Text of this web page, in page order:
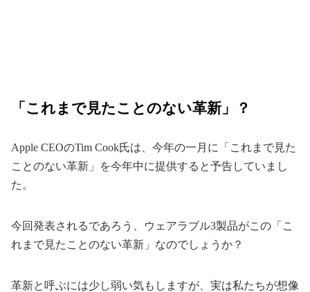
「これまで見たことのない革新」？
Apple CEOのTim Cook氏は、今年の一月に「これまで見た
ことのない革新」を今年中に提供すると予告していまし
た。
今回発表されるであろう、ウェアラブル3製品がこの「こ
れまで見たことのない革新」なのでしょうか？
革新と呼ぶには少し弱い気もしますが、実は私たちが想像